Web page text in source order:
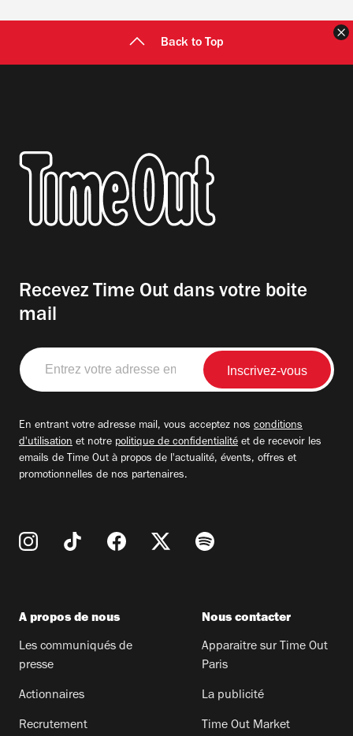
Back to Top
Recevez Time Out dans votre boite
mail
Entrez
votre
adresse
En entrant votre adresse mail, vous acceptez nos conditions
d'utilisation et notre politique de confidentialité et de recevoir les
emails de Time Out à propos de l'actualité, évents, offres et
promotionnelles de nos partenaires.
A propos de nous
Les communiqués de
presse
Actionnaires
Recrutement
Nous contacter
Apparaitre sur Time Out
Paris
La publicité
Time Out Market